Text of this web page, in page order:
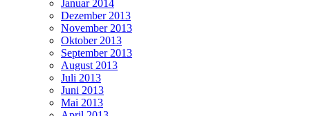
Januar 2014
Dezember 2013
November 2013
Oktober 2013
September 2013
August 2013
Juli 2013
Juni 2013
Mai 2013